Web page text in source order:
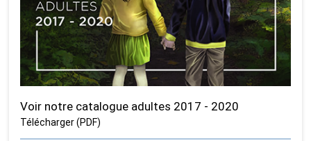
Voir notre catalogue adultes 2017 - 2020
Télécharger (PDF)